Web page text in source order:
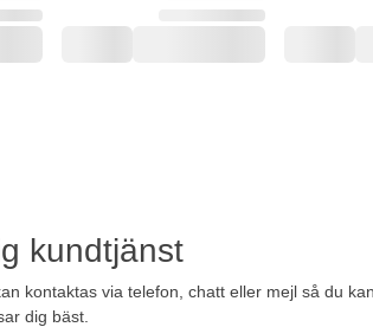
kundtjänst
kontaktas via telefon, chatt eller mejl så du
dig bäst.